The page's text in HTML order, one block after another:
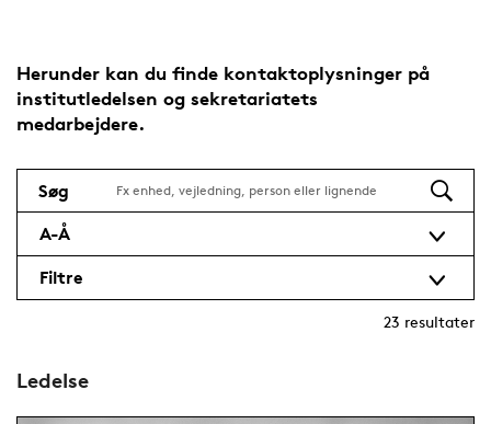
Herunder kan du finde kontaktoplysninger på
institutledelsen og sekretariatets
medarbejdere.
Filtre
A-Å
Søg
23 resultater
Ledelse